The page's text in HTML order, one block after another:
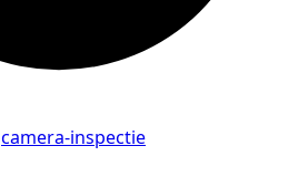
camera-inspectie